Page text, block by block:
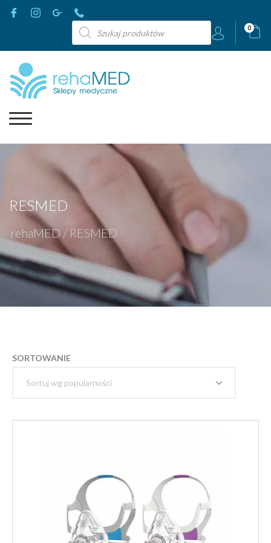
Wyszukiwarka
produktów
0
RESMED
rehaMED / RESMED
SORTOWANIE